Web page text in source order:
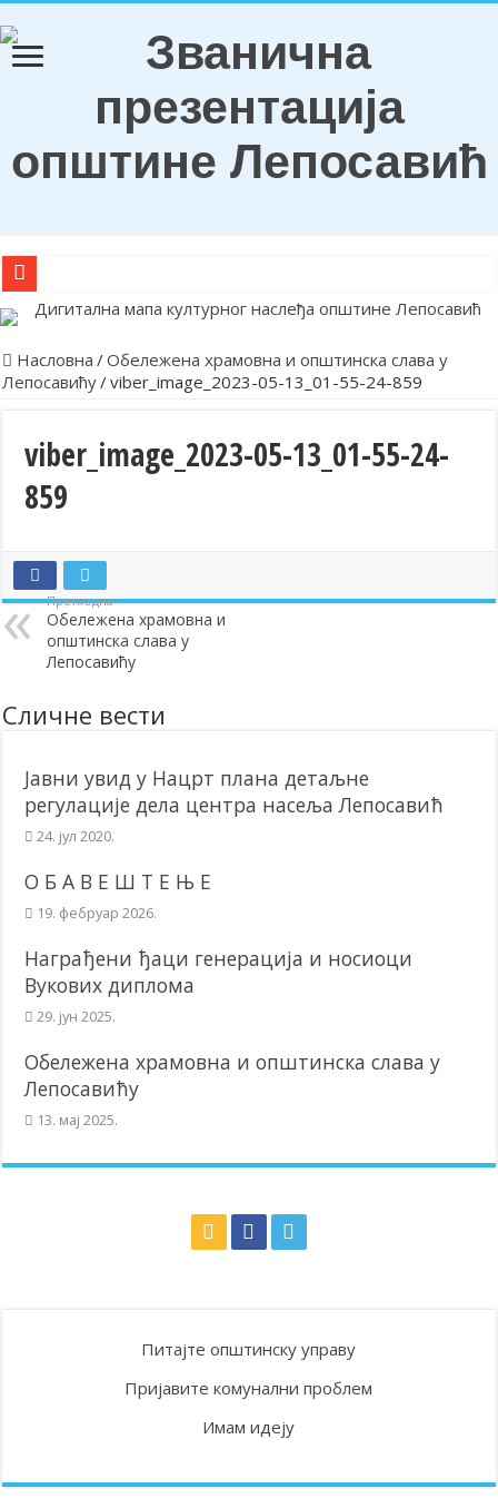
О Б А В Е Ш Т Е Њ Е
Обележена храмовна и општинска слава у Лепосавићу
Обавештење
Лепосавић прославио Светог Василија
Полагањем венаца и свечаном академијом у Сочаници
Братске и пријатељске општине и грдови уручили поклон
ОБАВЕШТЕЊЕ – Бесплатан СкиПас 2024
Насловна /Обележена храмовна и општинска слава у
Лепосавићу/viber_image_2023-05-13_01-55-24-859
viber_image_2023-05-13_01-55-24-
859
Претходна
Обележена храмовна и
општинска слава у
Лепосавићу
Сличне вести
Јавни увид у Нацрт плана детаљне
регулације дела центра насеља Лепосавић
24. јул 2020.
О Б А В Е Ш Т Е Њ Е
19. фебруар 2026.
Награђени ђаци генерација и носиоци
Вукових диплома
29. јун 2025.
Обележена храмовна и општинска слава у
Лепосавићу
13. мај 2025.
Питајте општинску управу
Пријавите комунални проблем
Имам идеју